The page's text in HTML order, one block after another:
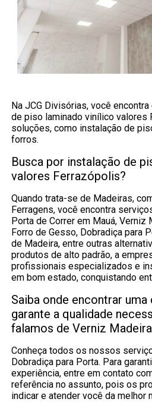
Na JCG Divisórias, você
de piso laminado vinílico valores
soluções, como instalação de
forros.
Busca por instalação de
valores Ferrazópolis?
Quando trata-se de Madeiras,
Ferragens, você encontra
Porta de Correr em Mauá, Verniz
Forro de Gesso, Dobradiça para
de Madeira, entre outras
produtos de alto padrão, a
profissionais especializados e
em bom estado, conquistando
Saiba onde encontrar uma
garante a qualidade
falamos de Verniz
Conheça todos os nossos
Dobradiça para Porta. Para
experiência, entre em contato
referência no assunto, pois os
indicar e atender você da melhor